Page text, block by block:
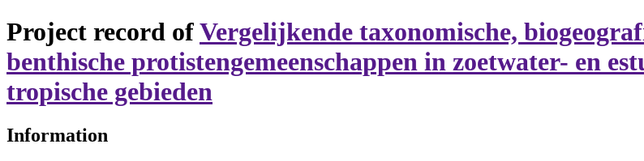
Project record ofVergelijkende taxonomische,
benthische protistengemeenschappen in zoetwater- en
tropische gebieden
Information